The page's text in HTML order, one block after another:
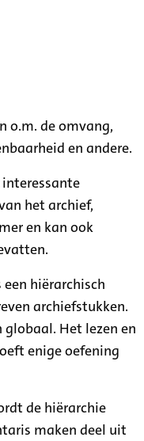
o.m. de omvang,
en andere.
het archief,
en kan ook
hiërarchisch
archiefstukken.
Het lezen en
enige oefening
de hiërarchie
maken deel uit